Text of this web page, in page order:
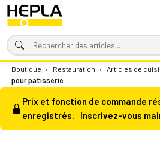
Boutique › Restauration › Articles de
pour patisserie
Prix et fonction de commande
enregistrés.
Inscrivez-vous